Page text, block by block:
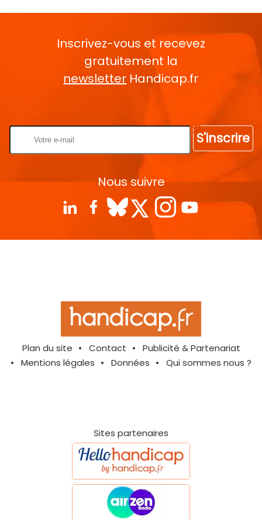
Inscrivez-vous et recevez
gratuitement la
newsletter Handicap.fr
S'inscrire
Nous suivre
Plan du site Contact
Publicité & Partenariat
Mentions légales
Données Qui sommes nous ?
Sites partenaires